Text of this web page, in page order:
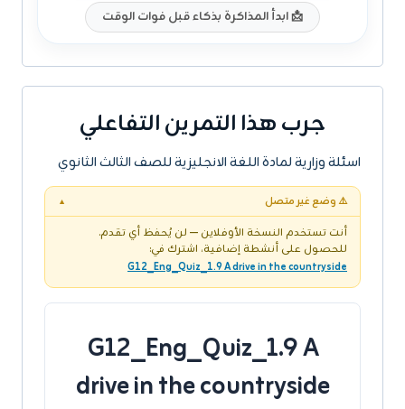
📩 ابدأ المذاكرة بذكاء قبل فوات الوقت
جرب هذا التمرين التفاعلي
اسئلة وزارية لمادة اللغة الانجليزية للصف الثالث الثانوي
⚠️ وضع غير متصل ▼
أنت تستخدم النسخة الأوفلاين — لن يُحفظ أي تقدم.
للحصول على أنشطة إضافية، اشترك في:
G12_Eng_Quiz_1.9 A drive in the countryside
G12_Eng_Quiz_1.9 A
drive in the countryside